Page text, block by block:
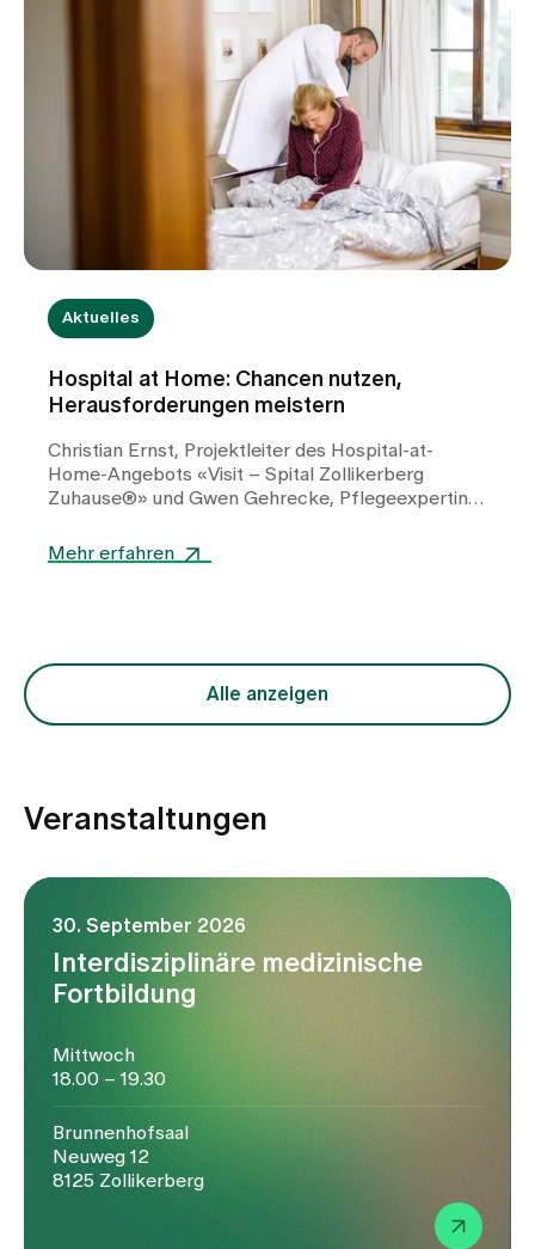
Aktuelles
Hospital at Home: Chancen nutzen,
Herausforderungen meistern
Christian Ernst, Projektleiter des Hospital-at-
Home-Angebots «Visit – Spital Zollikerberg
Zuhause®» und Gwen Gehrecke, Pflegeexpertin,
Herausforderungen der Akutversorgung in der
Mehr erfahren
Alle anzeigen
Veranstaltungen
30. September 2026
Interdisziplinäre medizinische
Fortbildung
Mittwoch
18.00 – 19.30
Brunnenhofsaal
Neuweg 12
8125 Zollikerberg